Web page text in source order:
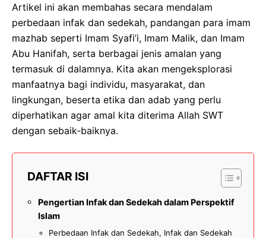
Artikel ini akan membahas secara mendalam
perbedaan infak dan sedekah, pandangan para imam
mazhab seperti Imam Syafi’i, Imam Malik, dan Imam
Abu Hanifah, serta berbagai jenis amalan yang
termasuk di dalamnya. Kita akan mengeksplorasi
manfaatnya bagi individu, masyarakat, dan
lingkungan, beserta etika dan adab yang perlu
diperhatikan agar amal kita diterima Allah SWT
dengan sebaik-baiknya.
DAFTAR ISI
Pengertian Infak dan Sedekah dalam Perspektif
Islam
Perbedaan Infak dan Sedekah, Infak dan Sedekah